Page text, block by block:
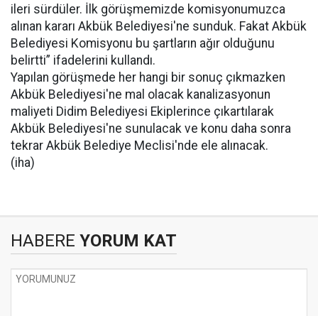
ileri sürdüler. İlk görüşmemizde komisyonumuzca
alınan kararı Akbük Belediyesi'ne sunduk. Fakat Akbük
Belediyesi Komisyonu bu şartların ağır olduğunu
belirtti” ifadelerini kullandı.
Yapılan görüşmede her hangi bir sonuç çıkmazken
Akbük Belediyesi'ne mal olacak kanalizasyonun
maliyeti Didim Belediyesi Ekiplerince çıkartılarak
Akbük Belediyesi'ne sunulacak ve konu daha sonra
tekrar Akbük Belediye Meclisi'nde ele alınacak.
(iha)
HABERE YORUM KAT